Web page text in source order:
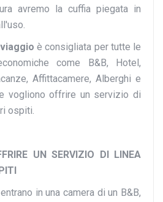
avremo la cuffia piegata in
viaggioè consigliata per tutte le
come B&B, Hotel,
Affittacamere, Alberghi e
vogliono offrire un servizio di
ospiti.
UN SERVIZIO DI LINEA
in una camera di un B&B,